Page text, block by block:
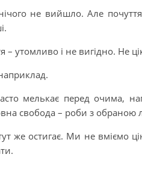
не вийшло. Але
– утомливо і не вигідно. Не
мелькає перед очима,
свобода – роби з
же остигає. Ми не вміємо